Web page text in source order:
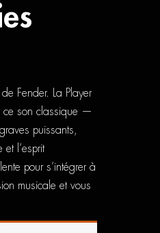
Fender. La Player
ce son classique —
puissants,
l’esprit
pour s’intégrer à
musicale et vous